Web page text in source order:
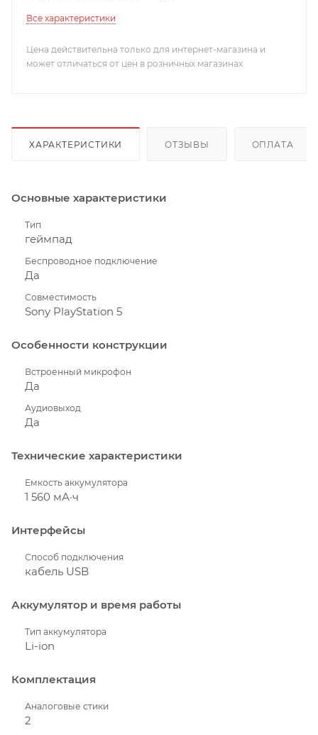
Все характеристики
Цена действительна только для интернет-магазина и
может отличаться от цен в розничных магазинах
ХАРАКТЕРИСТИКИ ОТЗЫВЫ ОПЛАТА
Основные характеристики
Тип
геймпад
Беспроводное подключение
Да
Совместимость
Sony PlayStation 5
Особенности конструкции
Встроенный микрофон
Да
Аудиовыход
Да
Технические характеристики
Емкость аккумулятора
1 560 мА·ч
Интерфейсы
Способ подключения
кабель USB
Аккумулятор и время работы
Тип аккумулятора
Li-ion
Комплектация
Аналоговые стики
2